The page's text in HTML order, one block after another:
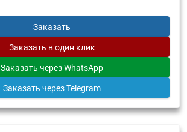
Заказать
Заказать в один клик
Заказать через WhatsApp
Заказать через Telegram